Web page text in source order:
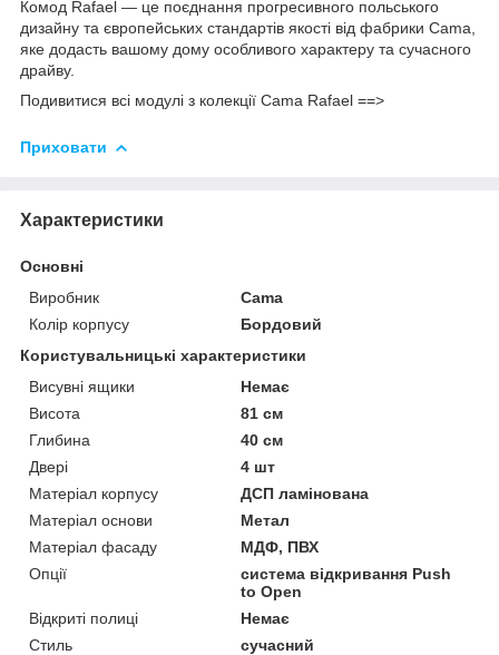
Комод Rafael — це поєднання прогресивного польського
дизайну та європейських стандартів якості від фабрики Cama,
яке додасть вашому дому особливого характеру та сучасного
драйву.
Подивитися всі модулі з колекції Cama Rafael ==>
Приховати
Характеристики
Основні
Виробник
Cama
Колір корпусу
Бордовий
Користувальницькі характеристики
Висувні ящики
Немає
Висота
81 см
Глибина
40 см
Двері
4 шт
Матеріал корпусу
ДСП ламінована
Матеріал основи
Метал
Матеріал фасаду
МДФ, ПВХ
Опції
система відкривання Push
to Open
Відкриті полиці
Немає
Стиль
сучасний